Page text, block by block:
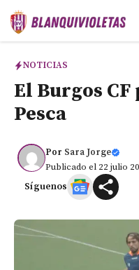
Saltar
NOTICIAS
El Burgos
Pesca
Por Sara Jorge
Publicado el 22 julio
Síguenos